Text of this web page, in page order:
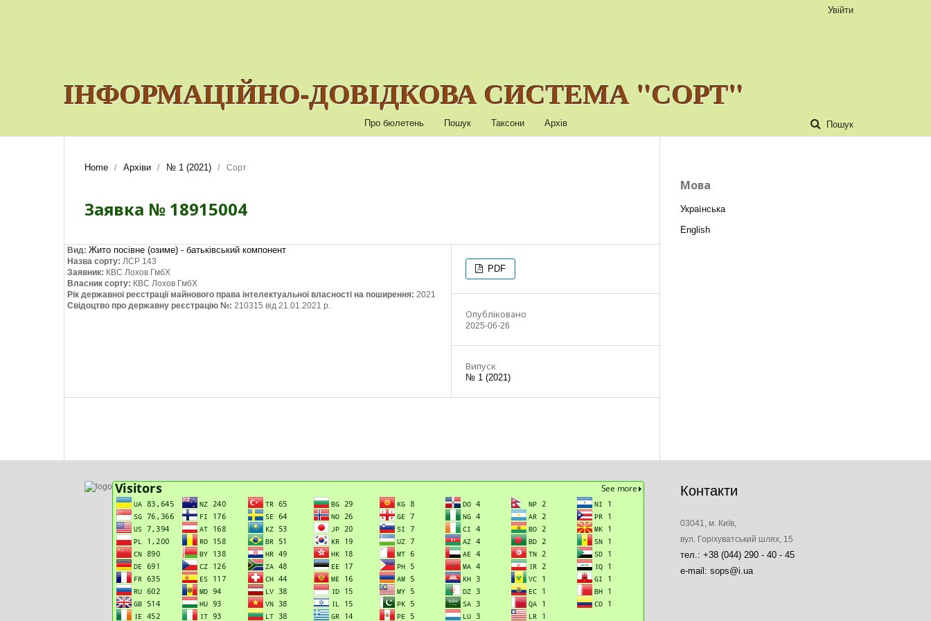
ІНФОРМАЦІЙНО-ДОВІДКОВА СИСТЕМА "СОРТ"
Про бюлетень Пошук Таксони Архів Пошук
Увійти
Home / Архіви / № 1 (2021) / Сорт
Заявка № 18915004
Вид: Жито посівне (озиме) - батьківський компонент
Назва сорту: ЛСР 143
Заявник: КВС Лохов ГмбХ
Власник сорту: КВС Лохов ГмбХ
Рік державної реєстрації майнового права інтелектуальної власності на поширення: 2021
Свідоцтво про державну реєстрацію №: 210315 від 21.01.2021 р.
PDF
Опубліковано
2025-06-26
Випуск
№ 1 (2021)
Мова
Українська
English
Контакти
03041, м. Київ,
вул. Горіхуватський шлях, 15
тел.: +38 (044) 290 - 40 - 45
e-mail: sops@i.ua